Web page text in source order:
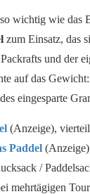
wichtig wie
zum Einsatz, das
und der
auf das Gewicht:
eingesparte
(Anzeige),
Paddel (Anzeige)
/
mehrtägigen